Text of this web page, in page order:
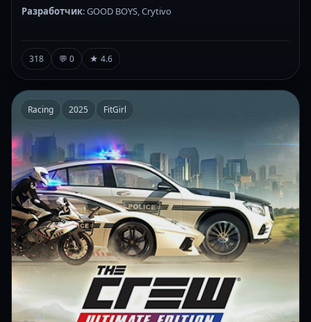
Разработчик: GOOD BOYS, Crytivo
318 💬 0 ★ 4.6
Racing 2025 FitGirl